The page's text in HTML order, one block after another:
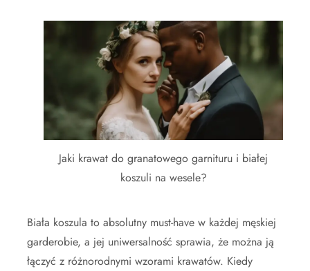
Jaki krawat do granatowego garnituru i białej
koszuli na wesele?
Biała koszula to absolutny must-have w każdej męskiej
garderobie, a jej uniwersalność sprawia, że można ją
łączyć z różnorodnymi wzorami krawatów. Kiedy